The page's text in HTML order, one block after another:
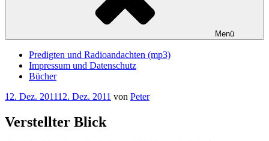
Menü
Predigten und Radioandachten (mp3)
Impressum und Datenschutz
Bücher
Veröffentlicht
12. Dez. 201112. Dez. 2011 von Peter
Verstellter Blick